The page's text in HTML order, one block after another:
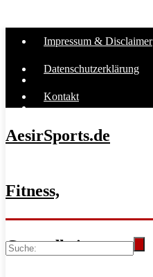
Impressum & Disclaimer
Datenschutzerklärung
Kontakt
AesirSports.de
Fitness,
Gesundheit